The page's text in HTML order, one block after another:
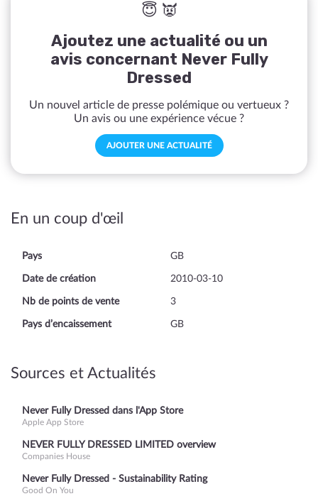
😇 👿
Ajoutez une actualité ou un
avis concernant Never Fully
Dressed
Un nouvel article de presse polémique ou vertueux ?
Un avis ou une expérience vécue ?
AJOUTER UNE ACTUALITÉ
En un coup d'œil
Pays GB
Date de création 2010-03-10
Nb de points de vente 3
Pays d’encaissement GB
Sources et Actualités
Never Fully Dressed dans l'App Store
Apple App Store
NEVER FULLY DRESSED LIMITED overview
Companies House
Never Fully Dressed - Sustainability Rating
Good On You